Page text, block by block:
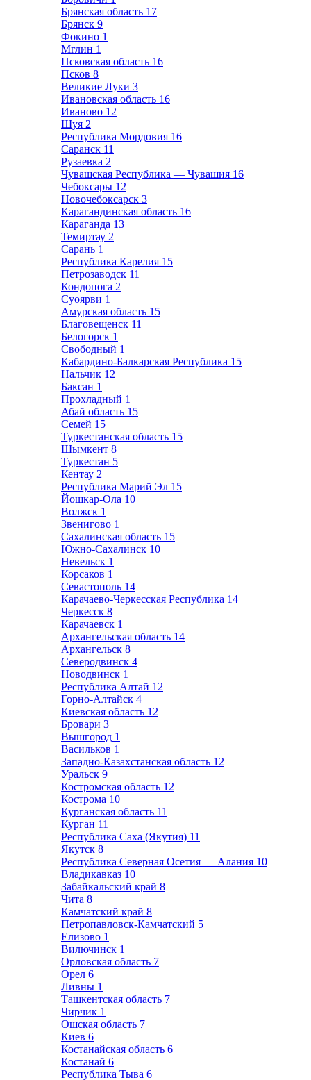
Брянская область 17
Брянск 9
Фокино 1
Мглин 1
Псковская область 16
Псков 8
Великие Луки 3
Ивановская область 16
Иваново 12
Шуя 2
Республика Мордовия 16
Саранск 11
Рузаевка 2
Чувашская Республика — Чувашия 16
Чебоксары 12
Новочебоксарск 3
Карагандинская область 16
Караганда 13
Темиртау 2
Сарань 1
Республика Карелия 15
Петрозаводск 11
Кондопога 2
Суоярви 1
Амурская область 15
Благовещенск 11
Белогорск 1
Свободный 1
Кабардино-Балкарская Республика 15
Нальчик 12
Баксан 1
Прохладный 1
Абай область 15
Семей 15
Туркестанская область 15
Шымкент 8
Туркестан 5
Кентау 2
Республика Марий Эл 15
Йошкар-Ола 10
Волжск 1
Звенигово 1
Сахалинская область 15
Южно-Сахалинск 10
Невельск 1
Корсаков 1
Севастополь 14
Карачаево-Черкесская Республика 14
Черкесск 8
Карачаевск 1
Архангельская область 14
Архангельск 8
Северодвинск 4
Новодвинск 1
Республика Алтай 12
Горно-Алтайск 4
Киевская область 12
Бровари 3
Вышгород 1
Васильков 1
Западно-Казахстанская область 12
Уральск 9
Костромская область 12
Кострома 10
Курганская область 11
Курган 11
Республика Саха (Якутия) 11
Якутск 8
Республика Северная Осетия — Алания 10
Владикавказ 10
Забайкальский край 8
Чита 8
Камчатский край 8
Петропавловск-Камчатский 5
Елизово 1
Вилючинск 1
Орловская область 7
Орел 6
Ливны 1
Ташкентская область 7
Чирчик 1
Ошская область 7
Киев 6
Костанайская область 6
Костанай 6
Республика Тыва 6